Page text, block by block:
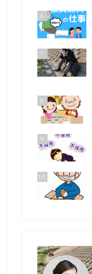
6
7
8
9
10